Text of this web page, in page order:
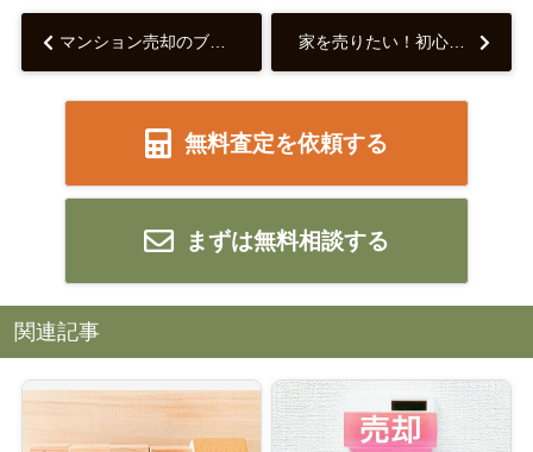
マンション売却のブログの成功例には注意！その理由を解説...
無料査定を依頼する
まずは無料相談する
関連記事